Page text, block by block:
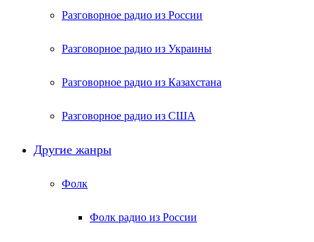
Разговорное радио из России
Разговорное радио из Украины
Разговорное радио из Казахстана
Разговорное радио из США
Другие жанры
Фолк
Фолк радио из России